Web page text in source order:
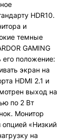
HDR10.
и
темные
GAMING
его положение:
экран на
HDMI 2.1 и
выход на
по 2 Вт
Монитор
«Низкий
на